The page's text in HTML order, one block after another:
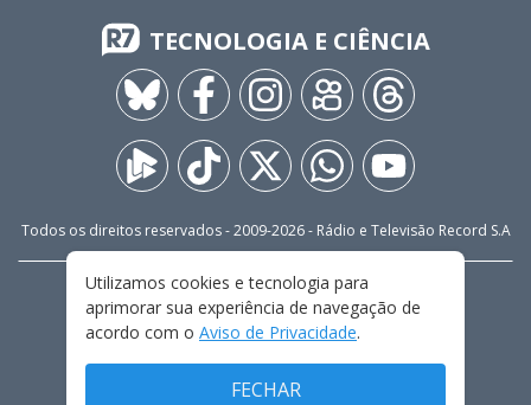
TECNOLOGIA E CIÊNCIA
Todos os direitos reservados - 2009-2026- Rádio e Televisão Record S.A
FALE CONOSCO
PRIVACIDADE
TERMOS E CONDIÇÕES DE USO
Utilizamos cookies e tecnologia para
aprimorar sua experiência de navegação de
acordo com o Aviso de Privacidade.
FECHAR